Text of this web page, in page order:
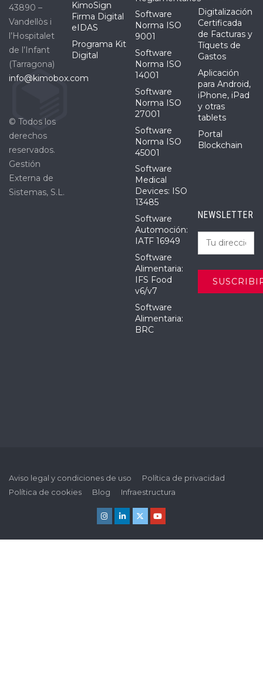
43890 –
Vandellòs i
l’Hospitalet
de l’Infant
(Tarragona)
info@kimobox.com
© Todos los
derechos
reservados.
Gestión
Externa de
Sistemas, S.L.
KimoSign
Firma Digital
eIDAS
Programa Kit
Digital
Software
Norma ISO
9001
Software
Norma ISO
14001
Software
Norma ISO
27001
Software
Norma ISO
45001
Software
Medical
Devices: ISO
13485
Software
Automoción:
IATF 16949
Software
Alimentaria:
IFS Food
v6/v7
Software
Alimentaria:
BRC
Digitalización
Certificada
de Facturas y
Tíquets de
Gastos
Aplicación
para Android,
iPhone, iPad
y otras
tablets
Portal
Blockchain
NEWSLETTER
Aviso legal y condiciones de uso
Política de privacidad
Política de cookies
Blog Infraestructura